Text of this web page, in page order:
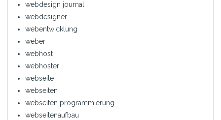
webdesign journal
webdesigner
webentwicklung
weber
webhost
webhoster
webseite
webseiten
webseiten programmierung
webseitenaufbau